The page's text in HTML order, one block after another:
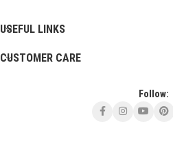
USEFUL LINKS
CUSTOMER CARE
Follow: